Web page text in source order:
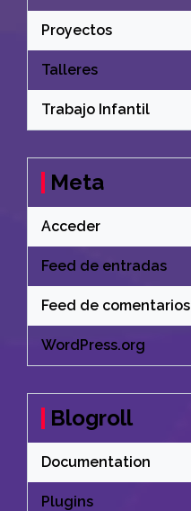
Proyectos
Talleres
Trabajo Infantil
Meta
Acceder
Feed de entradas
Feed de comentarios
WordPress.org
Blogroll
Documentation
Plugins